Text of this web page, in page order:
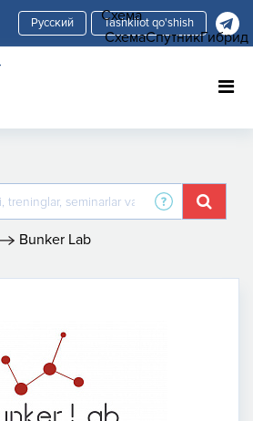
Tashkilot qo'shish
Bunker Lab
Схема
СхемаСпутникГибрид